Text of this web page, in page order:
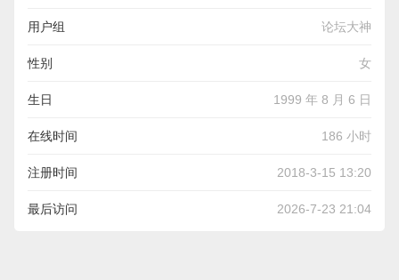
用户组 论坛大神
性别 女
生日 1999 年 8 月 6 日
在线时间 186 小时
注册时间 2018-3-15 13:20
最后访问 2026-7-23 21:04